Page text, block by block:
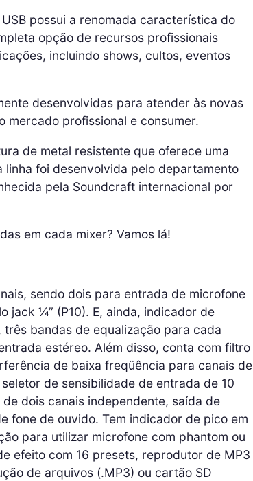
possui a renomada característica do
opção de recursos profissionais
incluindo shows, cultos, eventos
desenvolvidas para atender às novas
mercado profissional e consumer.
de metal resistente que oferece uma
foi desenvolvida pelo departamento
pela Soundcraft internacional por
em cada mixer? Vamos lá!
sendo dois para entrada de microfone
jack ¼” (P10). E, ainda, indicador de
bandas de equalização para cada
estéreo. Além disso, conta com filtro
de baixa freqüência para canais de
de sensibilidade de entrada de 10
dois canais independente, saída de
fone de ouvido. Tem indicador de pico em
para utilizar microfone com phantom ou
efeito com 16 presets, reprodutor de MP3
de arquivos (.MP3) ou cartão SD